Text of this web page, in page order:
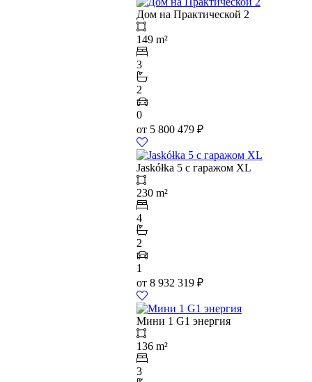
Дом на Практической 2
149 m²
3
2
0
от 5 800 479 ₽
Jaskółka 5 с гаражом XL
230 m²
4
2
1
от 8 932 319 ₽
Мини 1 G1 энергия
136 m²
3